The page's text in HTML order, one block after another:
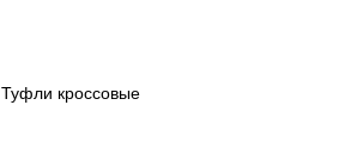
Туфли кроссовые